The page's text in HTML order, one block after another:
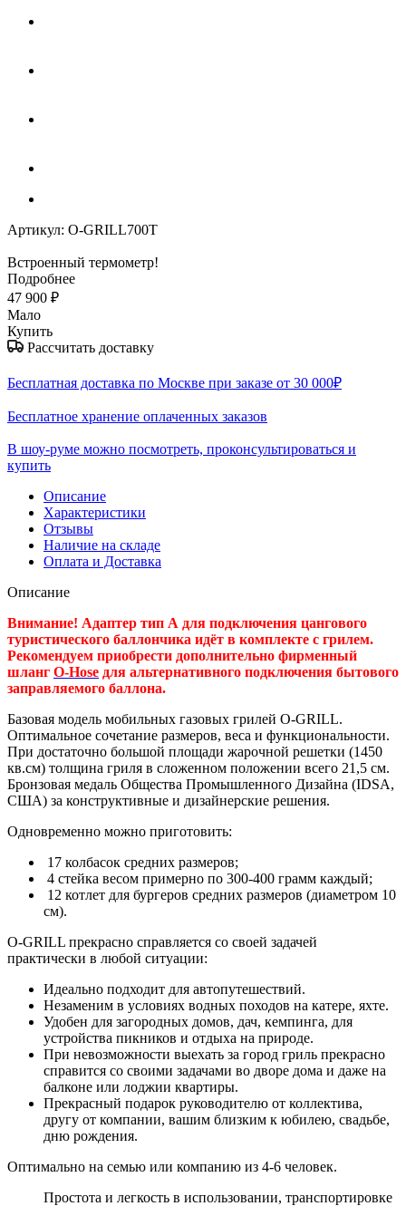
Артикул: O-GRILL700Т
Встроенный термометр!
Подробнее
47 900 ₽
Мало
Купить
Рассчитать доставку
Бесплатная доставка по Москве при заказе от 30 000₽
Бесплатное хранение оплаченных заказов
В шоу-руме можно посмотреть, проконсультироваться и
купить
Описание
Характеристики
Отзывы
Наличие на складе
Оплата и Доставка
Описание
Внимание! Адаптер тип А для подключения цангового
туристического баллончика идёт в комплекте с грилем.
Рекомендуем приобрести дополнительно фирменный
шланг O-Hose для альтернативного подключения бытового
заправляемого баллона.
Базовая модель мобильных газовых грилей O-GRILL.
Оптимальное сочетание размеров, веса и функциональности.
При достаточно большой площади жарочной решетки (1450
кв.см) толщина гриля в сложенном положении всего 21,5 см.
Бронзовая медаль Общества Промышленного Дизайна (IDSA,
США) за конструктивные и дизайнерские решения.
Одновременно можно приготовить:
17 колбасок средних размеров;
4 стейка весом примерно по 300-400 грамм каждый;
12 котлет для бургеров средних размеров (диаметром 10
см).
O-GRILL прекрасно справляется со своей задачей
практически в любой ситуации:
Идеально подходит для автопутешествий.
Незаменим в условиях водных походов на катере, яхте.
Удобен для загородных домов, дач, кемпинга, для
устройства пикников и отдыха на природе.
При невозможности выехать за город гриль прекрасно
справится со своими задачами во дворе дома и даже на
балконе или лоджии квартиры.
Прекрасный подарок руководителю от коллектива,
другу от компании, вашим близким к юбилею, свадьбе,
дню рождения.
Оптимально на семью или компанию из 4-6 человек.
Простота и легкость в использовании, транспортировке